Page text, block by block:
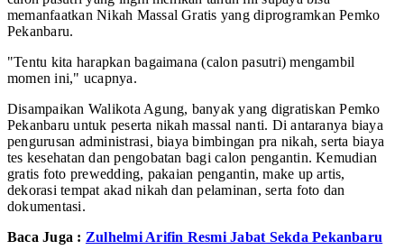
memanfaatkan Nikah Massal Gratis yang diprogramkan Pemko
Pekanbaru.
"Tentu kita harapkan bagaimana (calon pasutri) mengambil
momen ini," ucapnya.
Disampaikan Walikota Agung, banyak yang digratiskan Pemko
Pekanbaru untuk peserta nikah massal nanti. Di antaranya biaya
pengurusan administrasi, biaya bimbingan pra nikah, serta biaya
tes kesehatan dan pengobatan bagi calon pengantin. Kemudian
gratis foto prewedding, pakaian pengantin, make up artis,
dekorasi tempat akad nikah dan pelaminan, serta foto dan
dokumentasi.
Baca Juga : Zulhelmi Arifin Resmi Jabat Sekda Pekanbaru